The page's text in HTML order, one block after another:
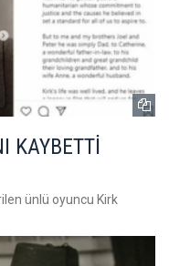
KAYBETTİ
ünlü oyuncu Kirk